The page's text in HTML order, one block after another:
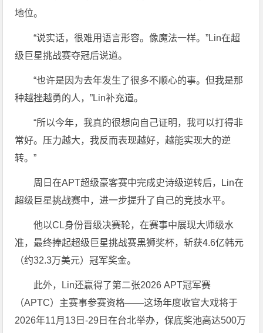
地位。
“说实话，很难用语言形容。像魔法一样。”Lin在超
级巨星挑战赛夺冠后说道。
“也许是因为去年发生了很多不顺心的事。但我是那
种越挫越勇的人，”Lin补充道。
“所以今年，我真的很想向自己证明，我可以打得非
常好。压力越大，我反而表现越好，越能实现大的逆
转。”
周日在APT超级豪客赛中完成史诗级逆转后，Lin在
超级巨星挑战赛中，进一步提升了自己的竞技水平。
他以CL身份晋级决赛轮，在赛事中展现大师级水
准，最终捧起超级巨星挑战赛黑狮奖杯，斩获4.6亿韩元
（约32.3万美元）冠军奖金。
此外，Lin还赢得了第二张2026 APT冠军赛
（APTC）主赛事参赛资格——这场年度收官大戏将于
2026年11月13日-29日在台北举办，保底奖池高达500万